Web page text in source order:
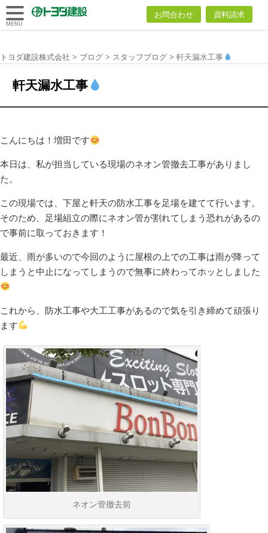
トヨダ建設
お問合わせ 資料請求
MENU
トヨダ建設株式会社 > ブログ > スタッフブログ > 軒天漏水工事
軒天漏水工事
こんにちは！増田です
本日は、私が担当している現場のネオン管撤去工事がありまし
た。
この現場では、下屋と軒天の防水工事を足場を建てて行います。
そのため、足場組立の際にネオン管が割れてしまう恐れがあるの
で事前に取っておきます！
最近、雨が多いので今回のように屋根の上での工事は雨が降って
しまうと中止になってしまうので無事に終わってホッとしました
これから、防水工事や大工工事があるので気を引き締めて頑張り
ます
ネオン管撤去前